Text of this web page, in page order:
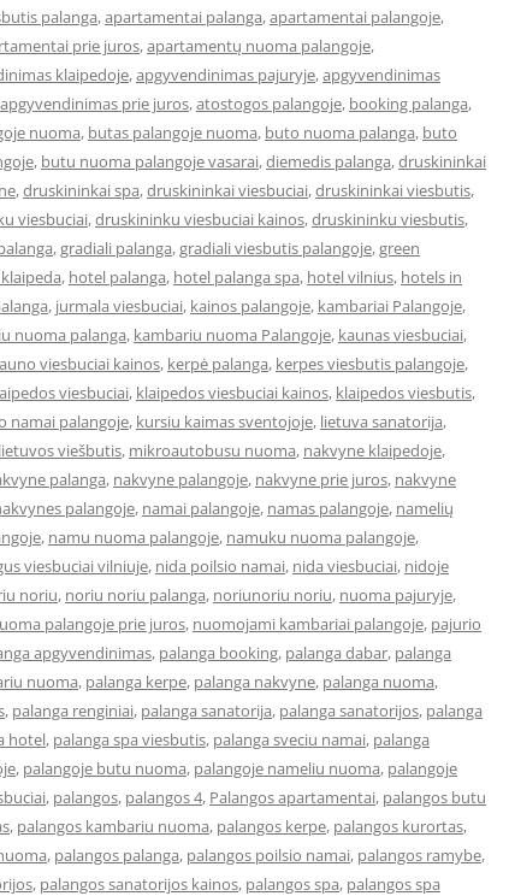
palanga,apartamentai palanga,apartamentai palangoje,
prie juros,apartamentų nuoma palangoje,
klaipedoje,apgyvendinimas pajuryje,apgyvendinimas
apgyvendinimas prie juros,atostogos palangoje, booking palanga,
nuoma, butas palangoje nuoma, buto nuoma palanga, buto
, butu nuoma palangoje vasarai,diemedis palanga,druskininkai
,druskininkai spa,druskininkai viesbuciai,druskininkai viesbutis,
viesbuciai,druskininku viesbuciai kainos,druskininku viesbutis,
,gradiali palanga,gradiali viesbutis palangoje,green
, hotel palanga, hotel palanga spa, hotel vilnius, hotels in
, jurmala viesbuciai, kainos palangoje, kambariai Palangoje,
nuoma palanga, kambariu nuoma Palangoje, kaunas viesbuciai,
viesbuciai kainos, kerpė palanga, kerpes viesbutis palangoje,
viesbuciai, klaipedos viesbuciai kainos, klaipedos viesbutis,
namai palangoje, kursiu kaimas sventojoje, lietuva sanatorija,
lietuvos viešbutis, mikroautobusu nuoma, nakvyne klaipedoje,
palanga, nakvyne palangoje, nakvyne prie juros, nakvyne
palangoje, namai palangoje, namas palangoje, namelių
, namu nuoma palangoje, namuku nuoma palangoje,
viesbuciai vilniuje, nida poilsio namai, nida viesbuciai, nidoje
noriu, noriu noriu palanga, noriunoriu noriu, nuoma pajuryje,
palangoje prie juros, nuomojami kambariai palangoje, pajurio
apgyvendinimas, palanga booking, palanga dabar, palanga
nuoma, palanga kerpe, palanga nakvyne, palanga nuoma,
, palanga renginiai, palanga sanatorija, palanga sanatorijos, palanga
hotel, palanga spa viesbutis, palanga sveciu namai, palanga
, palangoje butu nuoma, palangoje nameliu nuoma, palangoje
, palangos, palangos 4, Palangos apartamentai, palangos butu
, palangos kambariu nuoma, palangos kerpe, palangos kurortas,
, palangos palanga, palangos poilsio namai, palangos ramybe,
, palangos sanatorijos kainos, palangos spa, palangos spa